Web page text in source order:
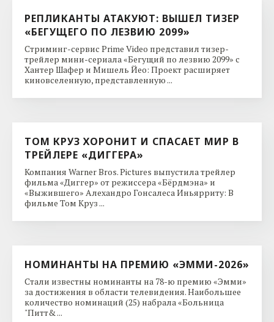
РЕПЛИКАНТЫ АТАКУЮТ: ВЫШЕЛ ТИЗЕР
«БЕГУЩЕГО ПО ЛЕЗВИЮ 2099»
Стриминг-сервис Prime Video представил тизер-
трейлер мини-сериала «Бегущий по лезвию 2099» с
Хантер Шафер и Мишель Йео: Проект расширяет
киновселенную, представленную ...
ТОМ КРУЗ ХОРОНИТ И СПАСАЕТ МИР В
ТРЕЙЛЕРЕ «ДИГГЕРА»
Компания Warner Bros. Pictures выпустила трейлер
фильма «Диггер» от режиссера «Бёрдмэна» и
«Выжившего» Алехандро Гонсалеса Иньярриту: В
фильме Том Круз ...
НОМИНАНТЫ НА ПРЕМИЮ «ЭММИ-2026»
Стали известны номинанты на 78-ю премию «Эмми»
за достижения в области телевидения. Наибольшее
количество номинаций (25) набрала «Больница
"Питт& ...